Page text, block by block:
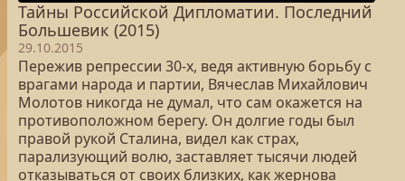
Тайны Российской Дипломатии. Последний
Большевик (2015)
29.10.2015
Пережив репрессии 30-х, ведя активную борьбу с
врагами народа и партии, Вячеслав Михайлович
Молотов никогда не думал, что сам окажется на
противоположном берегу. Он долгие годы был
правой рукой Сталина, видел как страх,
парализующий волю, заставляет тысячи людей
отказываться от своих близких, как жернова